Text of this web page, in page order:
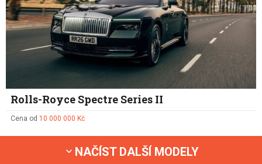
Rolls-Royce Spectre Series II
Cena od 10 000 000 Kč
NAČÍST DALŠÍ MODELY